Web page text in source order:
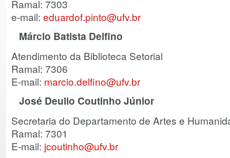
Ramal: 7303
e-mail: eduardof.pinto@ufv.br
Márcio Batista Delfino
Atendimento da Biblioteca Setorial
Ramal: 7306
E-mail: marcio.delfino@ufv.br
José Deulio Coutinho Júnior
Secretaria do Departamento de Artes e
Ramal: 7301
E-mail: jcoutinho@ufv.br